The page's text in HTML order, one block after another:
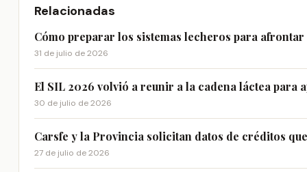
Relacionadas
Cómo preparar los sistemas lecheros para
31 de julio de 2026
El SIL 2026 volvió a reunir a la cadena láctea para
30 de julio de 2026
Carsfe y la Provincia solicitan datos de créditos
27 de julio de 2026